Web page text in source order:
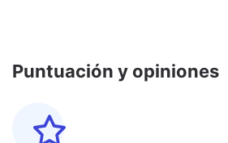
Puntuación y opiniones